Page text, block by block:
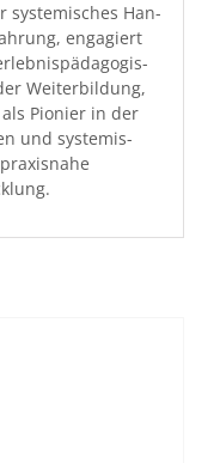
sys­temis­ches Han­
engagiert
Weit­er­bil­dung,
Pio­nier in der
und sys­temis­